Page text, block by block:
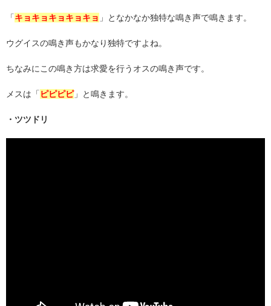
「キョキョキョキョキョ 」となかなか独特な鳴き声で鳴きます。
ウグイスの鳴き声もかなり独特ですよね。
ちなみにこの鳴き方は求愛を行うオスの鳴き声です。
メスは「ピピピピ」と鳴きます。
・ツツドリ